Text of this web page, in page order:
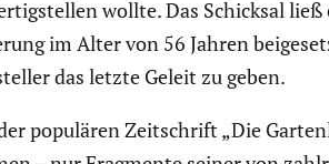
wollte. Das Schicksal
im Alter von 56 Jahren
das letzte Geleit zu geben.
populären Zeitschrift „Die